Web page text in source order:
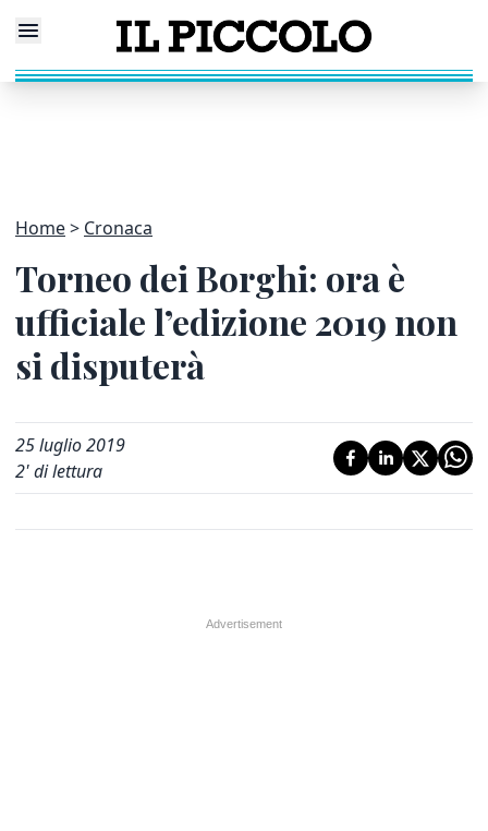
Home Cronaca
Torneo dei Borghi: ora è
ufficiale l’edizione 2019 non
si disputerà
25 luglio 2019
2' di lettura